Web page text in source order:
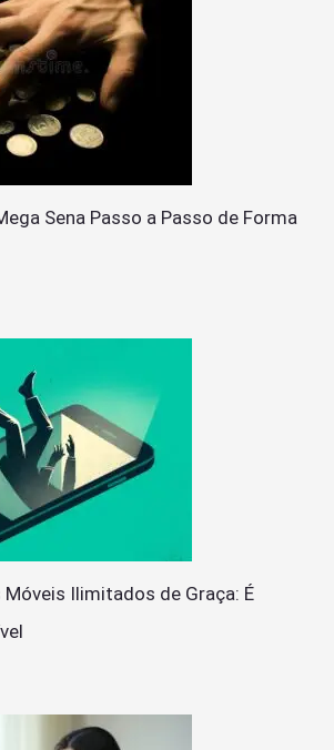
Sena Passo a Passo de Forma
Ilimitados de Graça: É